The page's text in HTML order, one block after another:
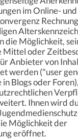
im Online-
die Möglichkeit,
Mittel oder
Anbieter von
werden ("user
Blogs oder
Ihnen wird
Möglichkeit der
eröffnet.